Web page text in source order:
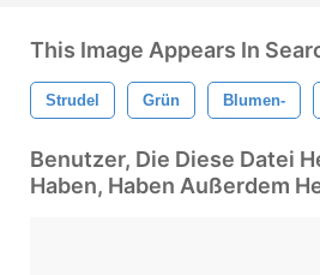
This Image Appears In
Strudel Grün Blumen-
Benutzer, Die Diese Datei
Haben, Haben Außerdem